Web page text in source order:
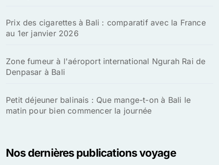
Prix des cigarettes à Bali : comparatif avec la France
au 1er janvier 2026
Zone fumeur à l'aéroport international Ngurah Rai de
Denpasar à Bali
Petit déjeuner balinais : Que mange-t-on à Bali le
matin pour bien commencer la journée
Nos dernières publications voyage